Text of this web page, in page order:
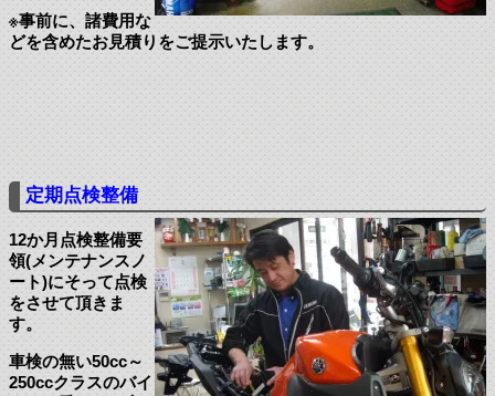
※事前に、諸費用な
どを含めたお見積りをご提示いたします。
定期点検整備
12か月点検整備要
領(メンテナンスノ
ート)にそって点検
をさせて頂きま
す。
車検の無い50cc～
250ccクラスのバイ